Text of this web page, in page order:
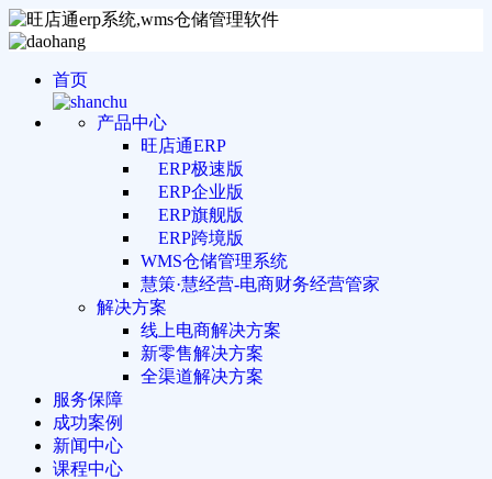
首页
产品中心
旺店通ERP
ERP极速版
ERP企业版
ERP旗舰版
ERP跨境版
WMS仓储管理系统
慧策·慧经营-电商财务经营管家
解决方案
线上电商解决方案
新零售解决方案
全渠道解决方案
服务保障
成功案例
新闻中心
课程中心